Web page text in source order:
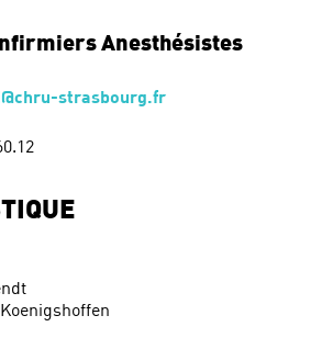
Anesthésistes
strasbourg.fr